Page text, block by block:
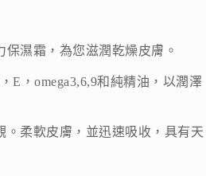
濕霜，為您滋潤乾燥皮膚。
E，omega3,6,9和純精油，以潤澤
柔軟皮膚，並迅速吸收，具有天